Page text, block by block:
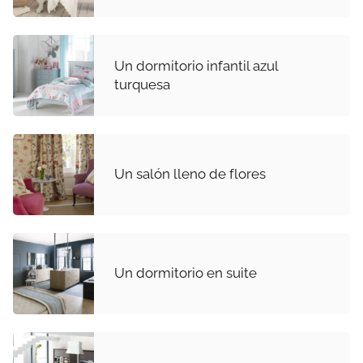
Un dormitorio infantil azul
turquesa
Un salón lleno de flores
Un dormitorio en suite